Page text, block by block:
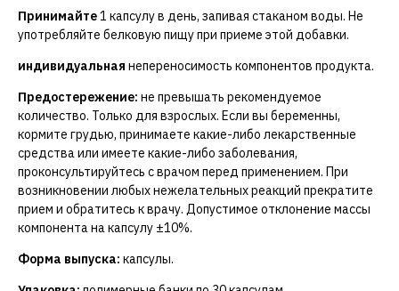
Принимайте1 капсулу в день, запивая стаканом воды. Не
употребляйте белковую пищу при приеме этой добавки.
индивидуальная непереносимость компонентов продукта.
Предостережение: не превышать рекомендуемое
количество. Только для взрослых. Если вы беременны,
кормите грудью, принимаете какие-либо лекарственные
средства или имеете какие-либо заболевания,
проконсультируйтесь с врачом перед применением. При
возникновении любых нежелательных реакций прекратите
прием и обратитесь к врачу. Допустимое отклонение массы
компонента на капсулу ±10%.
Форма выпуска: капсулы.